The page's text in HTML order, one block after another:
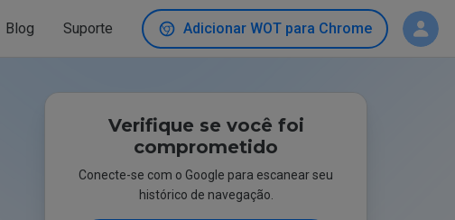
Blog Suporte Adicionar WOT para Chrome
Verifique se você foi
comprometido
Conecte-se com o Google para escanear seu
histórico de navegação.